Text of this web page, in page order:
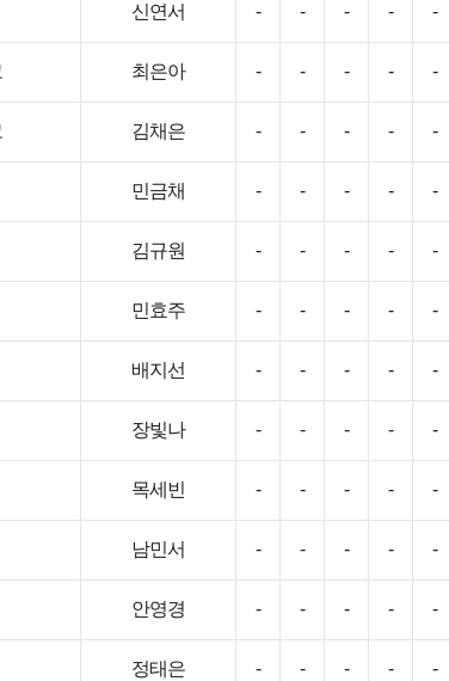
신연서 - - - - -
최은아 - - - - -
김채은 - - - - -
민금채 - - - - -
김규원 - - - - -
민효주 - - - - -
배지선 - - - - -
장빛나 - - - - -
목세빈 - - - - -
남민서 - - - - -
안영경 - - - - -
정태은 - - - - -